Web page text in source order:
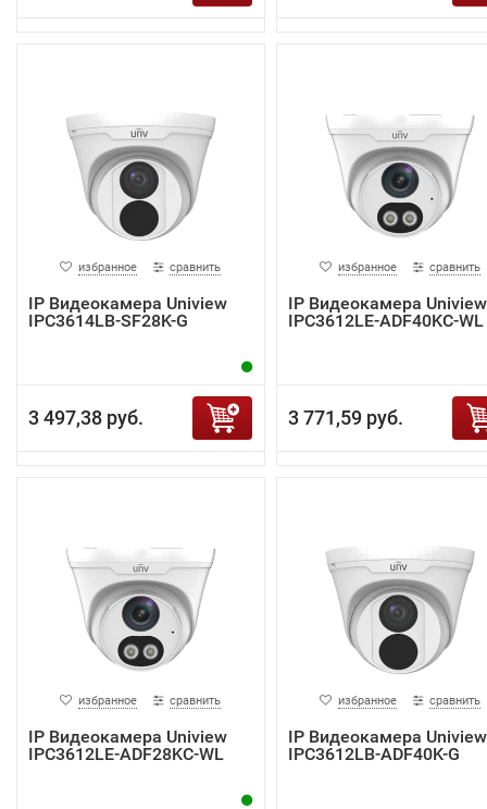
избранное сравнить
IP Видеокамера Uniview
IPC3614LB-SF28K-G
3 497,38 руб.
избранное сравнить
IP Видеокамера Uniview
IPC3612LE-ADF40KC-WL
3 771,59 руб.
избранное сравнить
IP Видеокамера Uniview
IPC3612LE-ADF28KC-WL
избранное сравнить
IP Видеокамера Uniview
IPC3612LB-ADF40K-G